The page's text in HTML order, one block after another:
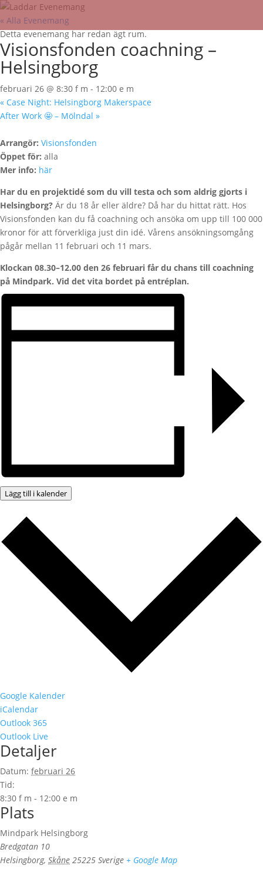
« Alla Evenemang
Detta evenemang har redan ägt rum.
Visionsfonden coachning –
Helsingborg
februari 26 @ 8:30 f m - 12:00 e m
« Case Night: Helsingborg Makerspace
After Work 🤩 – Mölndal »
Arrangör: Visionsfonden
Öppet för: alla
Mer info: här
Har du en projektidé som du vill testa och som aldrig gjorts i
Helsingborg? Är du 18 år eller äldre? Då har du hittat rätt. Hos
Visionsfonden kan du få coachning och ansöka om upp till 100 000
kronor för att förverkliga just din idé. Vårens ansökningsomgång
pågår mellan 11 februari och 11 mars.
Klockan 08.30–12.00 den 26 februari får du chans till coachning
på Mindpark. Vid det vita bordet på entréplan.
Lägg till i kalender
Google Kalender
iCalendar
Outlook 365
Outlook Live
Detaljer
Datum: februari 26
Tid:
8:30 f m - 12:00 e m
Plats
Mindpark Helsingborg
Bredgatan 10
Helsingborg, Skåne 25225 Sverige + Google Map